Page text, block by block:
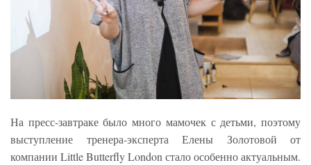
На пресс-завтраке было много мамочек с детьми, поэтому
выступление тренера-эксперта Елены Золотовой от
компании Little Butterfly London стало особенно актуальным.